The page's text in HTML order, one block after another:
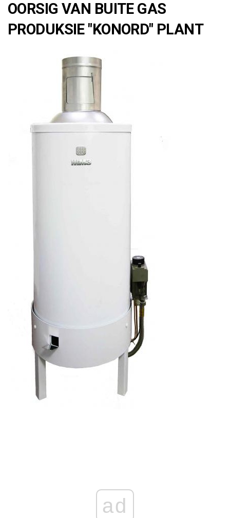
OORSIG VAN BUITE GAS
PRODUKSIE "KONORD" PLANT
ad